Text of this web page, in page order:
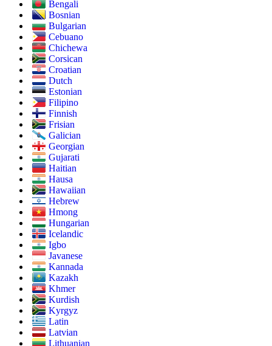
Bengali
Bosnian
Bulgarian
Cebuano
Chichewa
Corsican
Croatian
Dutch
Estonian
Filipino
Finnish
Frisian
Galician
Georgian
Gujarati
Haitian
Hausa
Hawaiian
Hebrew
Hmong
Hungarian
Icelandic
Igbo
Javanese
Kannada
Kazakh
Khmer
Kurdish
Kyrgyz
Latin
Latvian
Lithuanian